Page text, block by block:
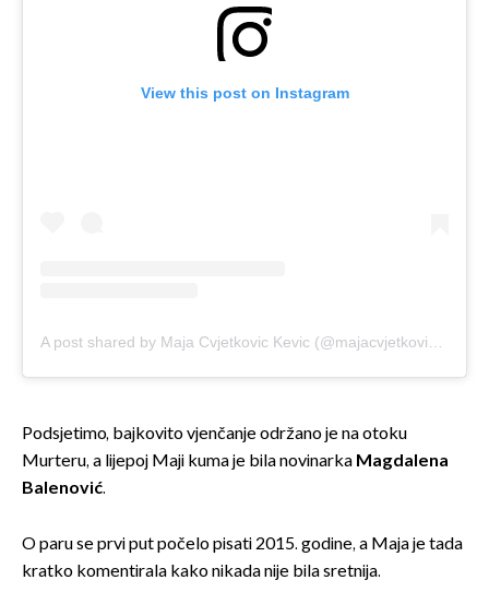
View this post on Instagram
Podsjetimo, bajkovito vjenčanje održano je na otoku
Murteru, a lijepoj Maji kuma je bila novinarka Magdalena
Balenović.
O paru se prvi put počelo pisati 2015. godine, a Maja je tada
kratko komentirala kako nikada nije bila sretnija.